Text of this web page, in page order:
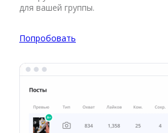
для вашей группы.
Попробовать